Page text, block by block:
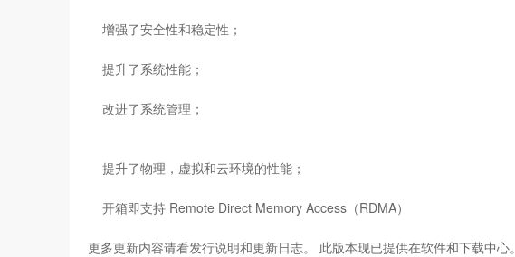
增强了安全性和稳定性；
提升了系统性能；
改进了系统管理；
提升了物理，虚拟和云环境的性能；
开箱即支持 Remote Direct Memory Access（RDMA）
更多更新内容请看发行说明和更新日志。 此版本现已提供在软件和下载中心。